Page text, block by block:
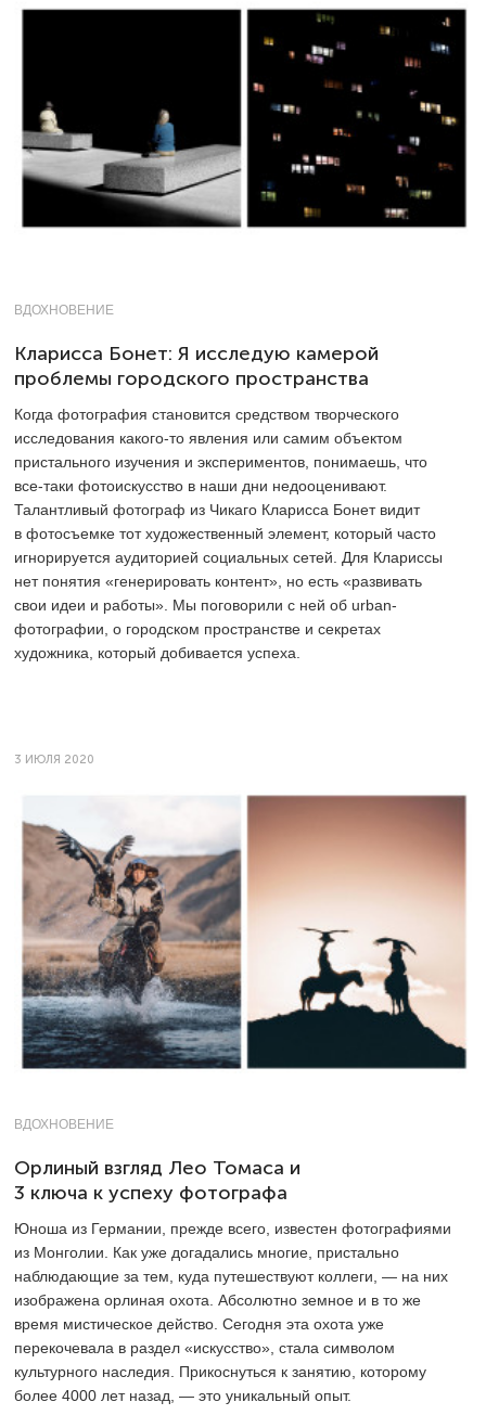
ВДОХНОВЕНИЕ
Кларисса Бонет: Я исследую камерой
проблемы городского пространства
Когда фотография становится средством творческого
исследования какого-то явления или самим объектом
пристального изучения и экспериментов, понимаешь, что
все-таки фотоискусство в наши дни недооценивают.
Талантливый фотограф из Чикаго Кларисса Бонет видит
в фотосъемке тот художественный элемент, который часто
игнорируется аудиторией социальных сетей. Для Клариссы
нет понятия «генерировать контент», но есть «развивать
свои идеи и работы». Мы поговорили с ней об urban-
фотографии, о городском пространстве и секретах
художника, который добивается успеха.
3 ИЮЛЯ 2020
ВДОХНОВЕНИЕ
Орлиный взгляд Лео Томаса и
3 ключа к успеху фотографа
Юноша из Германии, прежде всего, известен фотографиями
из Монголии. Как уже догадались многие, пристально
наблюдающие за тем, куда путешествуют коллеги, — на них
изображена орлиная охота. Абсолютно земное и в то же
время мистическое действо. Сегодня эта охота уже
перекочевала в раздел «искусство», стала символом
культурного наследия. Прикоснуться к занятию, которому
более 4000 лет назад, — это уникальный опыт.